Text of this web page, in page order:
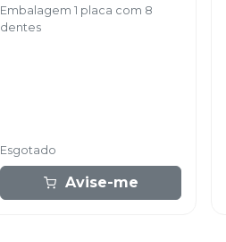
Embalagem 1 placa com 8
dentes
Esgotado
Avise-me